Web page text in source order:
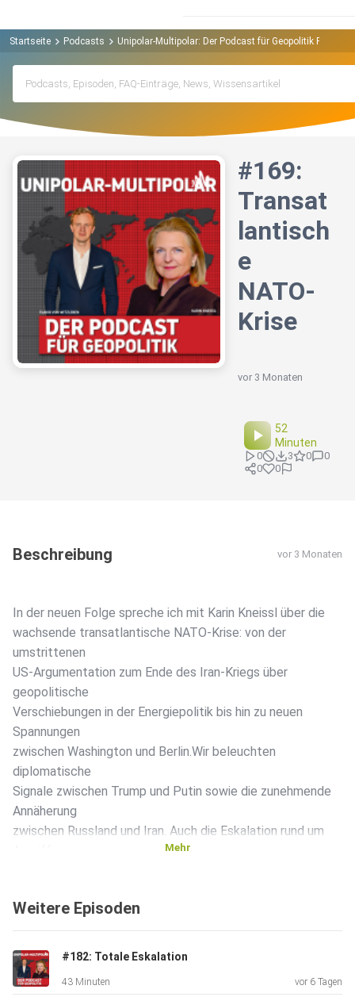
Startseite Podcasts Unipolar-Multipolar: Der Podcast für Geopolitik Podcast
#169:
Transat
lantisch
e
NATO-
Krise
vor 3 Monaten
52
Minuten
0 3 0
0
0
0
Beschreibung vor 3 Monaten
In der neuen Folge spreche ich mit Karin Kneissl über die
wachsende transatlantische NATO-Krise: von der
umstrittenen
US-Argumentation zum Ende des Iran-Kriegs über
geopolitische
Verschiebungen in der Energiepolitik bis hin zu neuen
Spannungen
zwischen Washington und Berlin.Wir beleuchten
diplomatische
Signale zwischen Trump und Putin sowie die zunehmende
Annäherung
zwischen Russland und Iran. Auch die Eskalation rund um
stehen im Fokus.
Mehr
Weitere Episoden
#182: Totale Eskalation
43 Minuten vor 6 Tagen